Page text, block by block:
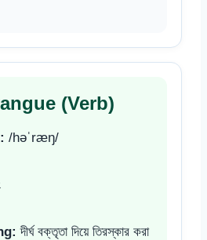
(Verb)
/həˈræŋ/
দীর্ঘ বক্তৃতা দিয়ে তিরস্কার করা